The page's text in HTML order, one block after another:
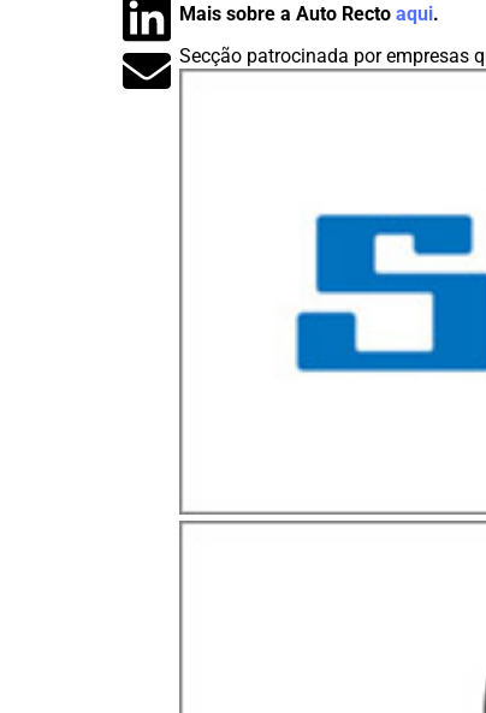
Mais sobre a Auto Rectoaqui.
Secção patrocinada por empresas